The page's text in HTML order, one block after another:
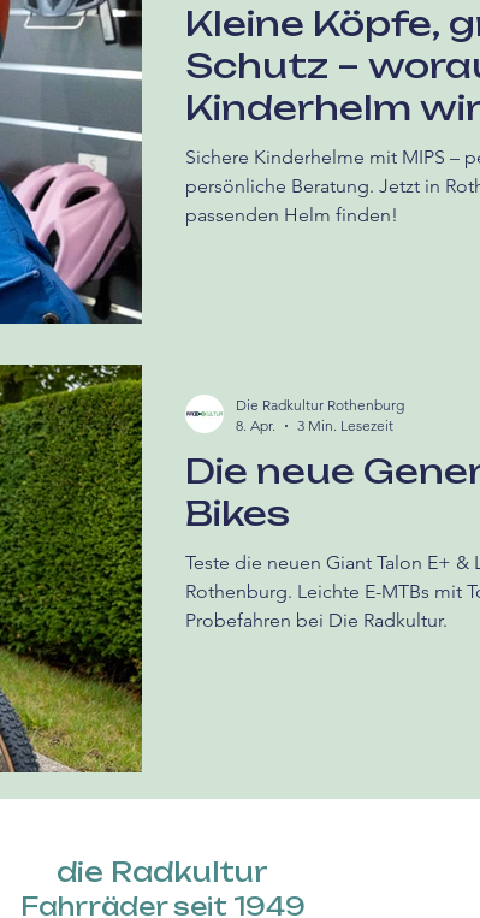
Kleine Köpfe,
Schutz –
Kinderhelm
ankomm
Sichere Kinderhelme mit MIPS –
persönliche Beratung. Jetzt in
passenden Helm finden!
Die neue
Bikes
Teste die neuen Giant Talon E+ &
Rothenburg. Leichte E-MTBs mit
Probefahren bei Die Radkultur.
Die Radkultur Rothenburg
8. Apr.
3 Min. Lesezeit
die Radkultur
Fahrräder seit 1949